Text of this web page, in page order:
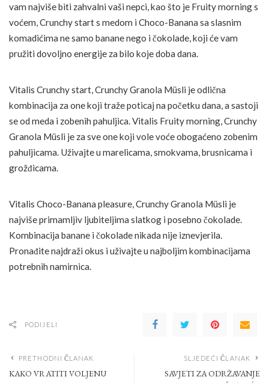
vam najviše biti zahvalni vaši nepci, kao što je Fruity morning s
voćem, Crunchy start s medom i Choco-Banana sa slasnim
komadićima ne samo banane nego i čokolade, koji će vam
pružiti dovoljno energije za bilo koje doba dana.
Vitalis Crunchy start, Crunchy Granola Müsli je odlična
kombinacija za one koji traže poticaj na početku dana, a sastoji
se od meda i zobenih pahuljica. Vitalis Fruity morning, Crunchy
Granola Müsli je za sve one koji vole voće obogaćeno zobenim
pahuljicama. Uživajte u marelicama, smokvama, brusnicama i
grožđicama.
Vitalis Choco-Banana pleasure, Crunchy Granola Müsli je
najviše primamljiv ljubiteljima slatkog i posebno čokolade.
Kombinacija banane i čokolade nikada nije iznevjerila.
Pronađite najdraži okus i uživajte u najboljim kombinacijama
potrebnih namirnica.
PODIJELI
PRETHODNI ČLANAK
KAKO VRATITI VOLJENU
SLJEDEĆI ČLANAK
SAVJETI ZA ODRŽAVANJE